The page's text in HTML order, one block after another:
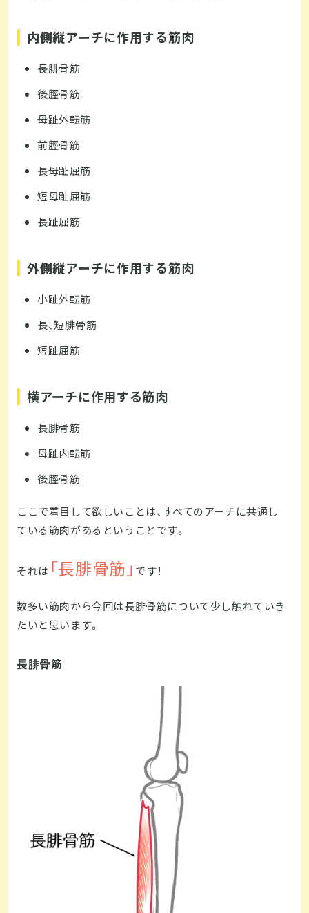
内側縦アーチに作用する筋肉
長腓骨筋
後脛骨筋
母趾外転筋
前脛骨筋
長母趾屈筋
短母趾屈筋
長趾屈筋
外側縦アーチに作用する筋肉
小趾外転筋
長、短腓骨筋
短趾屈筋
横アーチに作用する筋肉
長腓骨筋
母趾内転筋
後脛骨筋
ここで着目して欲しいことは、すべてのアーチに共通し
ている筋肉があるということです。
それは 「長腓骨筋」 です！
数多い筋肉から今回は長腓骨筋について少し触れていき
たいと思います。
長腓骨筋